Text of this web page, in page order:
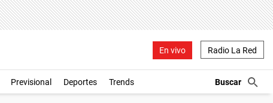
En vivo Radio La Red
Previsional Deportes Trends